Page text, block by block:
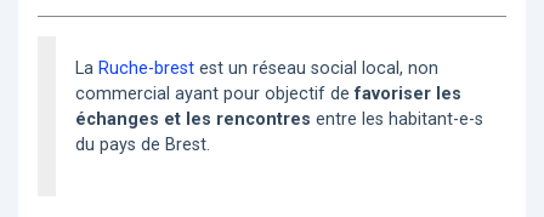
La Ruche-brest est un réseau social local, non
commercial ayant pour objectif defavoriser les
échanges et les rencontres entre les habitant-e-s
du pays de Brest.